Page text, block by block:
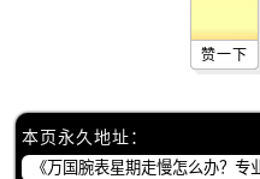
赞一下
本页永久地址：